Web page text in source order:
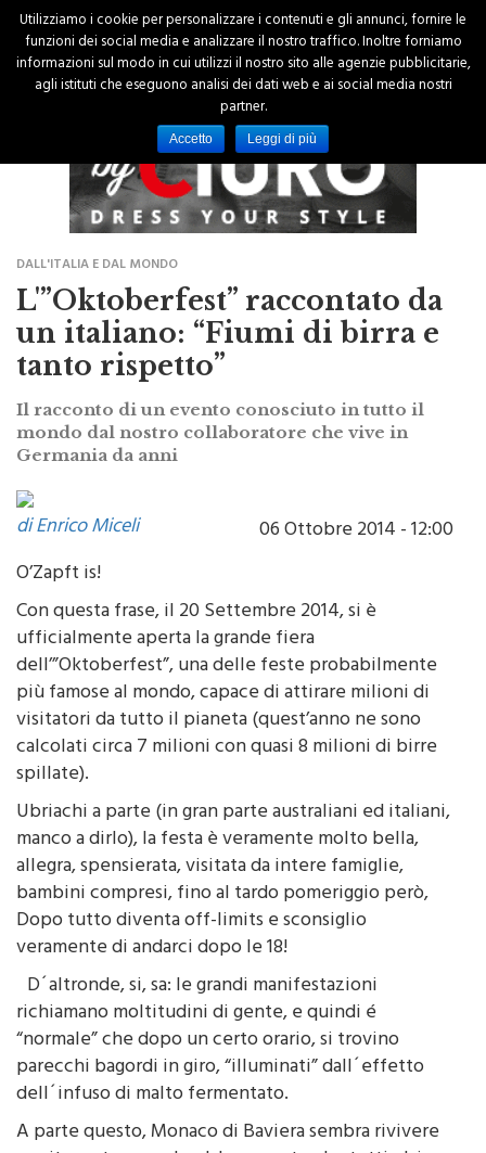
DALL'ITALIA E DAL MONDO
L'”Oktoberfest” raccontato da
un italiano: “Fiumi di birra e
tanto rispetto”
Il racconto di un evento conosciuto in tutto il
mondo dal nostro collaboratore che vive in
Germania da anni
di Enrico Miceli
06 Ottobre 2014 - 12:00
O’Zapft is!
Con questa frase, il 20 Settembre 2014, si è
ufficialmente aperta la grande fiera
dell’”Oktoberfest”, una delle feste probabilmente
più famose al mondo, capace di attirare milioni di
visitatori da tutto il pianeta (quest’anno ne sono
calcolati circa 7 milioni con quasi 8 milioni di birre
spillate).
Ubriachi a parte (in gran parte australiani ed italiani,
manco a dirlo), la festa è veramente molto bella,
allegra, spensierata, visitata da intere famiglie,
bambini compresi, fino al tardo pomeriggio però,
Dopo tutto diventa off-limits e sconsiglio
veramente di andarci dopo le 18!
D´altronde, si, sa: le grandi manifestazioni
richiamano moltitudini di gente, e quindi é
“normale” che dopo un certo orario, si trovino
parecchi bagordi in giro, “illuminati” dall´effetto
dell´infuso di malto fermentato.
A parte questo, Monaco di Baviera sembra rivivere
Utilizziamo i cookie per personalizzare i contenuti e gli annunci, fornire le
funzioni dei social media e analizzare il nostro traffico. Inoltre forniamo
informazioni sul modo in cui utilizzi il nostro sito alle agenzie pubblicitarie,
agli istituti che eseguono analisi dei dati web e ai social media nostri
partner.
Accetto Leggi di più